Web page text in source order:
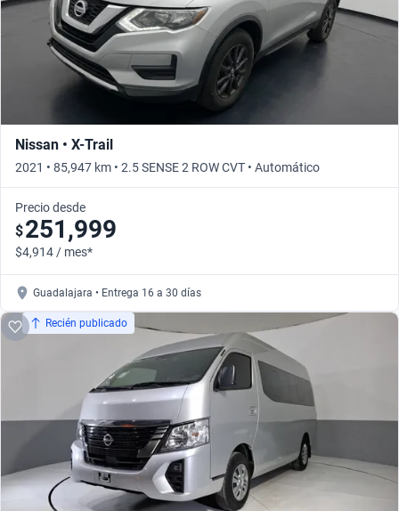
Nissan • X-Trail
2021 • 85,947 km • 2.5 SENSE 2 ROW CVT • Automático
Precio desde
$251,999
$4,914 / mes*
Guadalajara • Entrega 16 a 30 días
Recién publicado